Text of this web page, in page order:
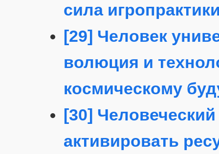
сила
[29] Человек
волюция и
космическому
[30] Человеческий
активировать